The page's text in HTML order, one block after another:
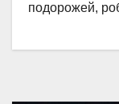
подорожей,